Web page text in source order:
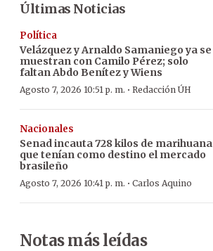
Últimas Noticias
Política
Velázquez y Arnaldo Samaniego ya se
muestran con Camilo Pérez; solo
faltan Abdo Benítez y Wiens
Agosto 7, 2026 10:51 p. m. · Redacción ÚH
Nacionales
Senad incauta 728 kilos de marihuana
que tenían como destino el mercado
brasileño
Agosto 7, 2026 10:41 p. m. · Carlos Aquino
Notas más leídas